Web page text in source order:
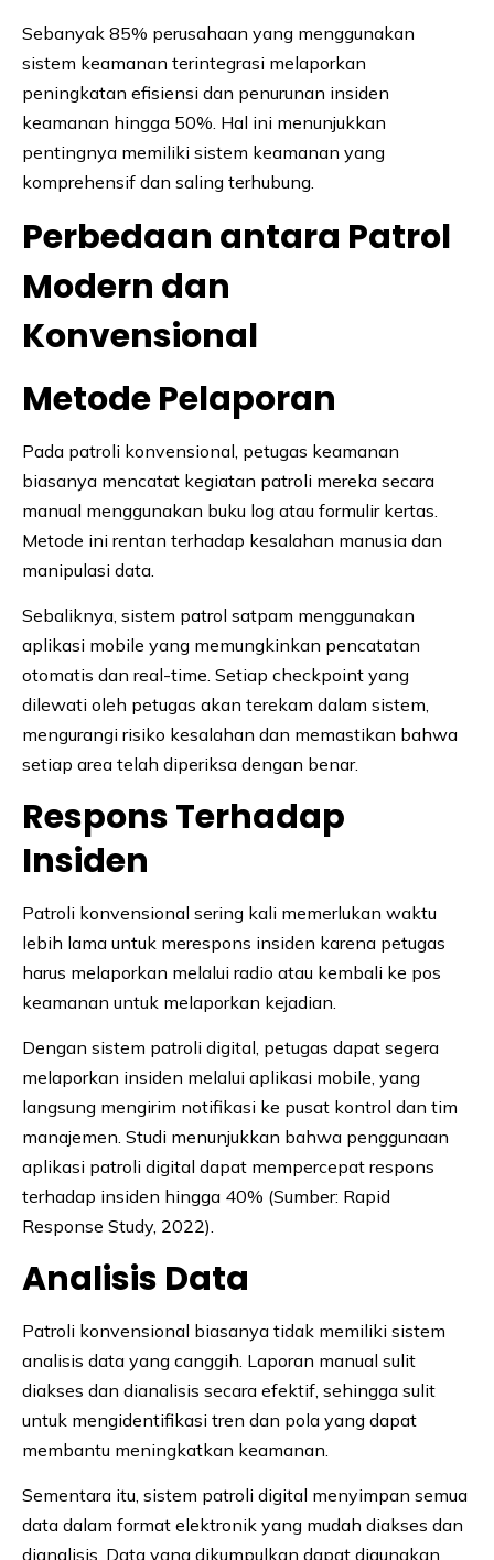
Sebanyak 85% perusahaan yang menggunakan
sistem keamanan terintegrasi melaporkan
peningkatan efisiensi dan penurunan insiden
keamanan hingga 50%. Hal ini menunjukkan
pentingnya memiliki sistem keamanan yang
komprehensif dan saling terhubung.
Perbedaan antara Patrol
Modern dan
Konvensional
Metode Pelaporan
Pada patroli konvensional, petugas keamanan
biasanya mencatat kegiatan patroli mereka secara
manual menggunakan buku log atau formulir kertas.
Metode ini rentan terhadap kesalahan manusia dan
manipulasi data.
Sebaliknya, sistem patrol satpam menggunakan
aplikasi mobile yang memungkinkan pencatatan
otomatis dan real-time. Setiap checkpoint yang
dilewati oleh petugas akan terekam dalam sistem,
mengurangi risiko kesalahan dan memastikan bahwa
setiap area telah diperiksa dengan benar.
Respons Terhadap
Insiden
Patroli konvensional sering kali memerlukan waktu
lebih lama untuk merespons insiden karena petugas
harus melaporkan melalui radio atau kembali ke pos
keamanan untuk melaporkan kejadian.
Dengan sistem patroli digital, petugas dapat segera
melaporkan insiden melalui aplikasi mobile, yang
langsung mengirim notifikasi ke pusat kontrol dan tim
manajemen. Studi menunjukkan bahwa penggunaan
aplikasi patroli digital dapat mempercepat respons
terhadap insiden hingga 40% (Sumber: Rapid
Response Study, 2022).
Analisis Data
Patroli konvensional biasanya tidak memiliki sistem
analisis data yang canggih. Laporan manual sulit
diakses dan dianalisis secara efektif, sehingga sulit
untuk mengidentifikasi tren dan pola yang dapat
membantu meningkatkan keamanan.
Sementara itu, sistem patroli digital menyimpan semua
data dalam format elektronik yang mudah diakses dan
dianalisis. Data yang dikumpulkan dapat digunakan